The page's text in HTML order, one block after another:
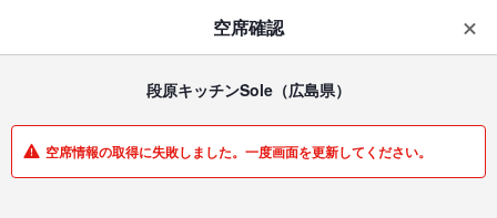
はじめてのアプリ予約で最大1,000円分ポイントもらえる
ダウンロード アプリで開く
一覧 マイメニュー
空席確認
段原キッチンSole （広島県）
空席情報の取得に失敗しました。一度画面を更新してください。